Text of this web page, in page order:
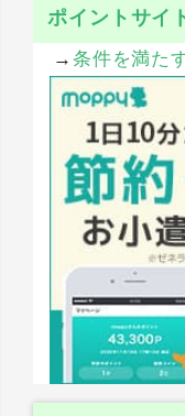
ポイントサイ
→ 条件を満た